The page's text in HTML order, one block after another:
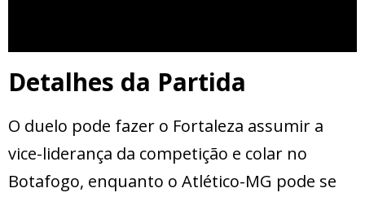
Detalhes da Partida
O duelo pode fazer o Fortaleza assumir a
vice-liderança da competição e colar no
Botafogo, enquanto o Atlético-MG pode se